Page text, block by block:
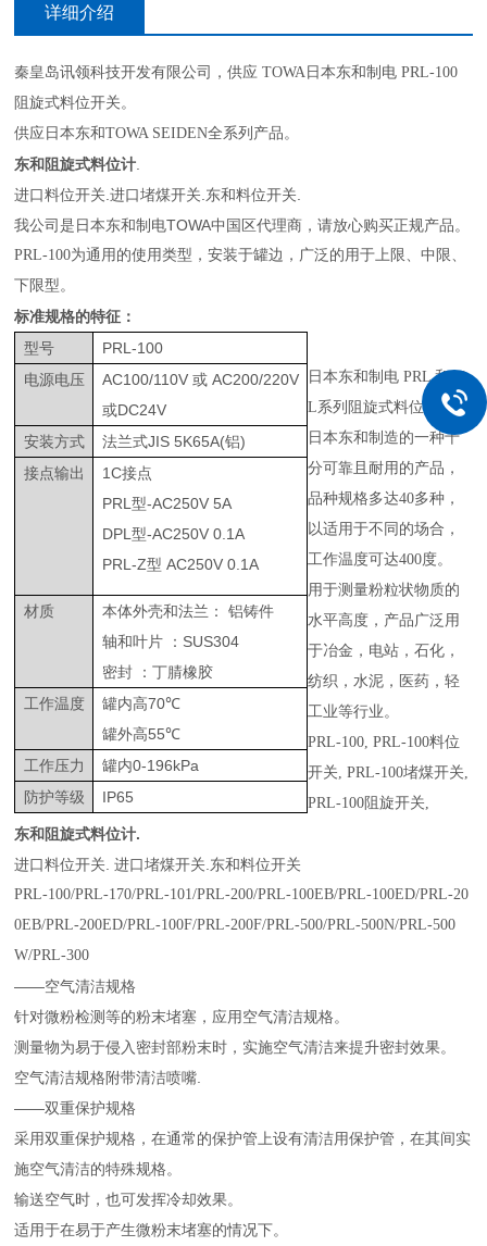
详细介绍
秦皇岛讯领科技开发有限公司，供应 TOWA 日本东和制电 PRL-100
阻旋式料位开关。
供应日本东和TOWA SEIDEN全系列产品。
东和阻旋式料位计
进口料位开关.进口堵煤开关.东和料位开关.
我公司是日本东和制电TOWA中国区代理商，请放心购买正规产品。
PRL-100为通用的使用类型，安装于罐边，广泛的用于上限、中限、
下限型。
标准规格的特征：
型号
PRL-100
电源电压
AC100/110V 或AC200/220V
或DC24V
安装方式
法兰式JIS 5K65A(铝)
接点输出
1C接点
PRL 型-AC250V 5A
DPL 型-AC250V 0.1A
PRL-Z型 AC250V 0.1A
材质 本体外壳和法兰：
铝铸件
轴和叶片
： SUS304
密封
：丁腈橡胶
工作温度
罐内高70℃
罐外高55℃
工作压力
罐内0-196kPa
防护等级
IP65
日本东和制电 PRL 和 H
L系列阻旋式料位开关是
日本东和制造的一种十
分可靠且耐用的产品，
品种规格多达40多种，
以适用于不同的场合，
工作温度可达400度。
用于测量粉粒状物质的
水平高度，产品广泛用
于冶金，电站，石化，
纺织，水泥，医药，轻
工业等行业。
PRL-100, PRL-100料位
开关, PRL-100堵煤开关,
PRL-100阻旋开关,
东和阻旋式料位计.
进口料位开关. 进口堵煤开关.东和料位开关
PRL-100/PRL-170/PRL-101/PRL-200/PRL-100EB/PRL-100ED/PRL-20
0EB/PRL-200ED/PRL-100F/PRL-200F/PRL-500/PRL-500N/PRL-500
W/PRL-300
——空气清洁规格
针对微粉检测等的粉末堵塞，应用空气清洁规格。
测量物为易于侵入密封部粉末时，实施空气清洁来提升密封效果。
空气清洁规格附带清洁喷嘴.
——双重保护规格
采用双重保护规格，在通常的保护管上设有清洁用保护管，在其间实
施空气清洁的特殊规格。
输送空气时，也可发挥冷却效果。
适用于在易于产生微粉末堵塞的情况下。